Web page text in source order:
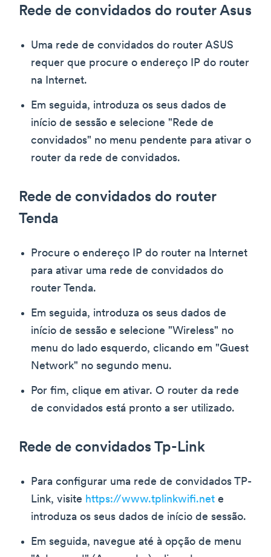
Rede de convidados do router Asus
Uma rede de convidados do router ASUS
requer que procure o endereço IP do router
na Internet.
Em seguida, introduza os seus dados de
início de sessão e selecione "Rede de
convidados" no menu pendente para ativar o
router da rede de convidados.
Rede de convidados do router
Tenda
Procure o endereço IP do router na Internet
para ativar uma rede de convidados do
router Tenda.
Em seguida, introduza os seus dados de
início de sessão e selecione "Wireless" no
menu do lado esquerdo, clicando em "Guest
Network" no segundo menu.
Por fim, clique em ativar. O router da rede
de convidados está pronto a ser utilizado.
Rede de convidados Tp-Link
Para configurar uma rede de convidados TP-
Link, visite https://www.tplinkwifi.net e
introduza os seus dados de início de sessão.
Em seguida, navegue até à opção de menu